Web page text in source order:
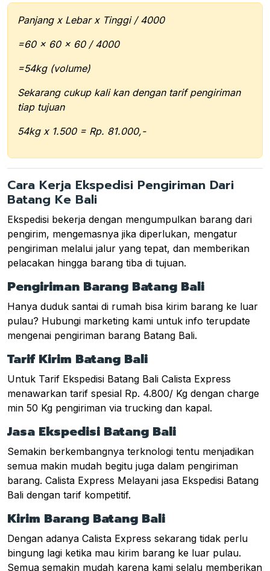
Panjang x Lebar x Tinggi / 4000
=60 x 60 x 60 / 4000
=54kg (volume)
Sekarang cukup kali kan dengan tarif pengiriman
tiap tujuan
54kg x 1.500 = Rp. 81.000,-
Cara Kerja Ekspedisi Pengiriman Dari
Batang Ke Bali
Ekspedisi bekerja dengan mengumpulkan barang dari
pengirim, mengemasnya jika diperlukan, mengatur
pengiriman melalui jalur yang tepat, dan memberikan
pelacakan hingga barang tiba di tujuan.
Pengiriman Barang Batang Bali
Hanya duduk santai di rumah bisa kirim barang ke luar
pulau? Hubungi marketing kami untuk info terupdate
mengenai pengiriman barang Batang Bali.
Tarif Kirim Batang Bali
Untuk Tarif Ekspedisi Batang Bali Calista Express
menawarkan tarif spesial Rp. 4.800/ Kg dengan charge
min 50 Kg pengiriman via trucking dan kapal.
Jasa Ekspedisi Batang Bali
Semakin berkembangnya terknologi tentu menjadikan
semua makin mudah begitu juga dalam pengiriman
barang. Calista Express Melayani jasa Ekspedisi Batang
Bali dengan tarif kompetitif.
Kirim Barang Batang Bali
Dengan adanya Calista Express sekarang tidak perlu
bingung lagi ketika mau kirim barang ke luar pulau.
Semua semakin mudah karena kami selalu memberikan